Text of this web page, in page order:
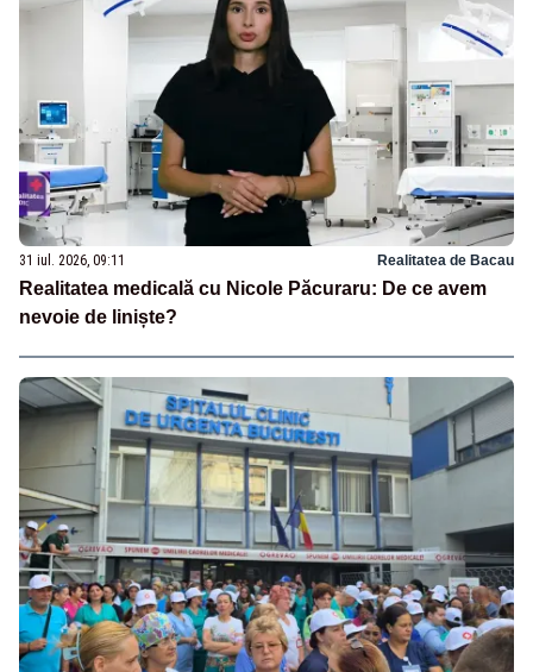
31 iul. 2026, 09:11 Realitatea de Bacau
Realitatea medicală cu Nicole Păcuraru: De ce avem
nevoie de liniște?